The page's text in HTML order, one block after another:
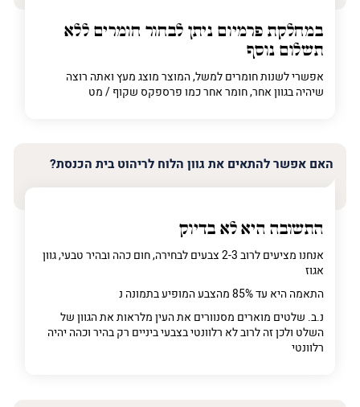
במחלקת פרמיום ניתן לבחור חומרים ללא
תשלום נוסף
אפשרי לשנות חומרים למשל, המוצר מוצג מעץ ואתה רוצה
שיהיה בגוון אחר, חומר אחר כמו פרספקס שקוף / מט
האם אפשר להתאים את גוון הלוח לריהוט בית הכנסת?
התשובה היא לא בדיוק
אנחנו מציעים לרוב 2-3 צבעים לבחירה, חום כהה ובהיר טבעי, גוון
אגוז
התאמה היא עד 85% מהצבע המופיע בתמונה נ
נ.ב. שלטים מוארים מסנוורים את העין מלראות את הגוון של
השלט ולכן זה לרוב לא רלוונטי בצבעי ביניים רק בהיר וכהה יהיה
רלוונטי